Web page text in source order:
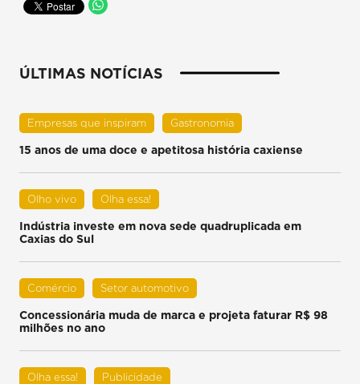
ÚLTIMAS NOTÍCIAS
Empresas que inspiram Gastronomia
15 anos de uma doce e apetitosa história caxiense
Olho vivo Olha essa!
Indústria investe em nova sede quadruplicada em
Caxias do Sul
Comércio Setor automotivo
Concessionária muda de marca e projeta faturar R$ 98
milhões no ano
Olha essa! Publicidade